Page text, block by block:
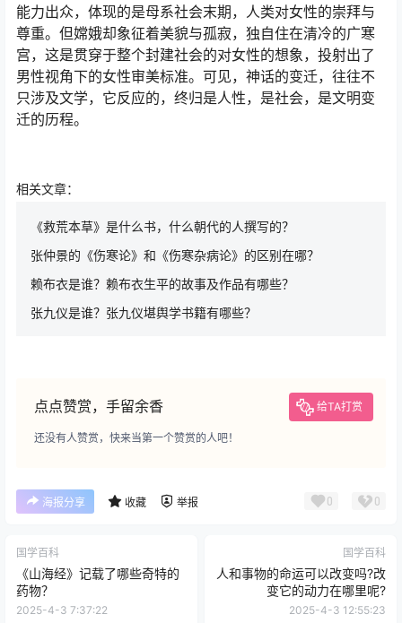
能力出众，体现的是母系社会末期，人类对女性的崇拜与
尊重。但嫦娥却象征着美貌与孤寂，独自住在清冷的广寒
宫，这是贯穿于整个封建社会的对女性的想象，投射出了
男性视角下的女性审美标准。可见，神话的变迁，往往不
只涉及文学，它反应的，终归是人性，是社会，是文明变
迁的历程。
相关文章：
《救荒本草》是什么书，什么朝代的人撰写的？
张仲景的《伤寒论》和《伤寒杂病论》的区别在哪？
赖布衣是谁？赖布衣生平的故事及作品有哪些？
张九仪是谁？张九仪堪舆学书籍有哪些？
点点赞赏，手留余香 给TA打赏
还没有人赞赏，快来当第一个赞赏的人吧！
海报分享 收藏 举报 0 0
国学百科
《山海经》记载了哪些奇特的
药物？
2025-4-3 7:37:22
国学百科
人和事物的命运可以改变吗?改
变它的动力在哪里呢?
2025-4-3 12:55:23